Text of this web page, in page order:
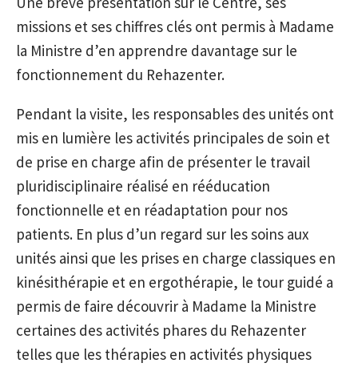
missions et ses chiffres clés ont permis à Madame
la Ministre d’en apprendre davantage sur le
fonctionnement du Rehazenter.
Pendant la visite, les responsables des unités ont
mis en lumière les activités principales de soin et
de prise en charge afin de présenter le travail
pluridisciplinaire réalisé en rééducation
fonctionnelle et en réadaptation pour nos
patients. En plus d’un regard sur les soins aux
unités ainsi que les prises en charge classiques en
kinésithérapie et en ergothérapie, le tour guidé a
permis de faire découvrir à Madame la Ministre
certaines des activités phares du Rehazenter
telles que les thérapies en activités physiques